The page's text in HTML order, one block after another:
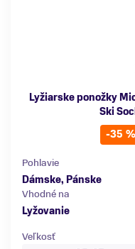
Lyžiarske ponožky
Ski
-35 %
Pohlavie
Dámske, Pánske
Vhodné na
Lyžovanie
Veľkosť